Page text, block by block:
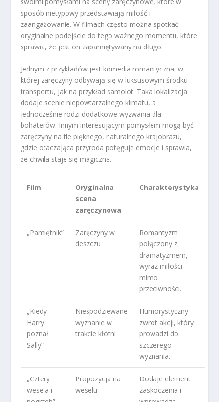
sposób nietypowy przedstawiają miłość i
zaangażowanie. W filmach często można spotkać
oryginalne podejście do tego ważnego momentu, które
sprawia, że jest on zapamiętywany na długo.
Jednym z przykładów jest komedia romantyczna, w
której zaręczyny odbywają się w luksusowym środku
transportu, jak na przykład samolot. Taka lokalizacja
dodaje scenie niepowtarzalnego klimatu, a
jednocześnie rodzi dodatkowe wyzwania dla
bohaterów. Innym interesującym pomysłem mogą być
zaręczyny na tle pięknego, naturalnego krajobrazu,
gdzie otaczająca przyroda potęguje emocje i sprawia,
że chwila staje się magiczna.
Film
Oryginalna
scena
zaręczynowa
Charakterystyka
„Pamiętnik”
Zaręczyny w
deszczu
Romantyzm
połączony z
dramatyzmem,
wyraz miłości
mimo
przeciwności.
„Kiedy
Harry
poznał
Sally”
Niespodziewane
wyznanie w
trakcie kłótni
Humorystyczny
zwrot akcji, który
prowadzi do
szczerego
wyznania.
„Cztery
wesela i
Propozycja na
weselu
Dodaje element
zaskoczenia i